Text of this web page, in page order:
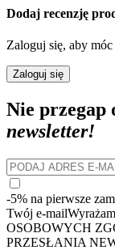
Dodaj recenzję
Zaloguj się, aby
Zaloguj się
Nie przegap
newsletter!
-5% na pierwsze
Twój e-mail
OSOBOWYCH
PRZESŁANIA